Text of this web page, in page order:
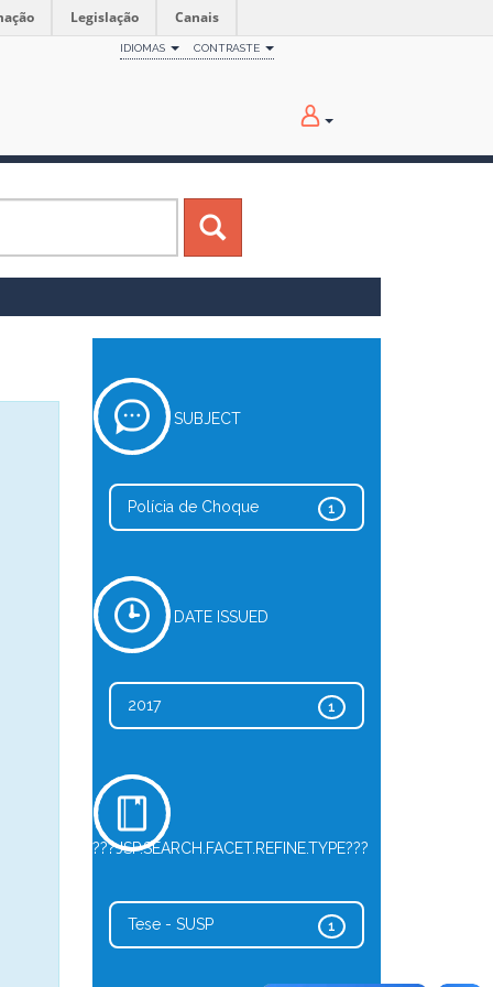
Legislação Canais
IDIOMAS CONTRASTE
SUBJECT
1
Polícia de Choque
DATE ISSUED
1
2017
???JSP.SEARCH.FACET.REFINE.TYPE???
1
Tese - SUSP